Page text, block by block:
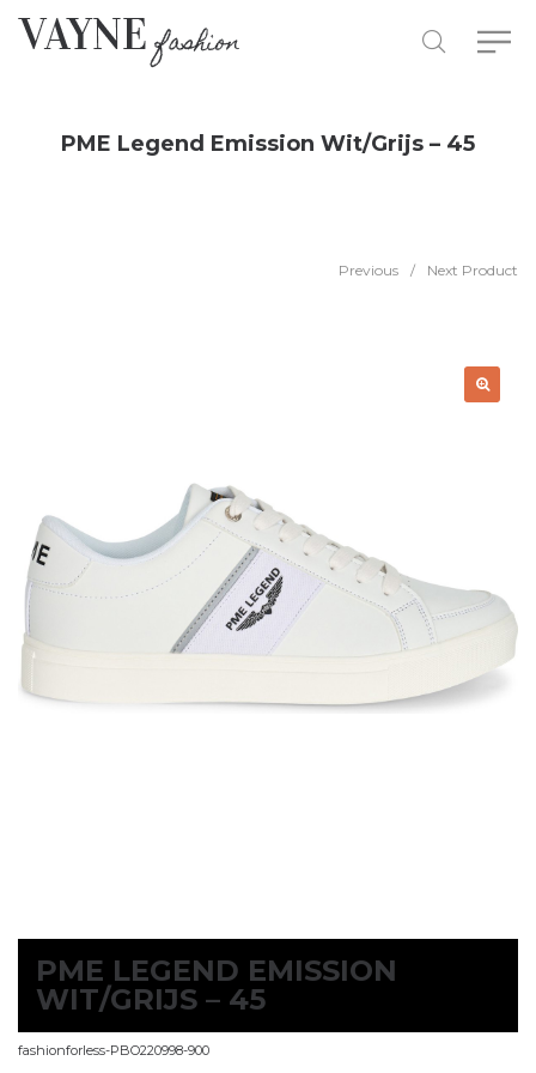
PME Legend Emission Wit/Grijs – 45
Previous / Next Product
PME LEGEND EMISSION
WIT/GRIJS – 45
fashionforless-PBO220998-900